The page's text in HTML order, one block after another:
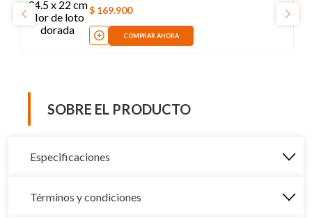
$ 169.900
COMPRAR AHORA
SOBRE EL PRODUCTO
Especificaciones
Términos y condiciones